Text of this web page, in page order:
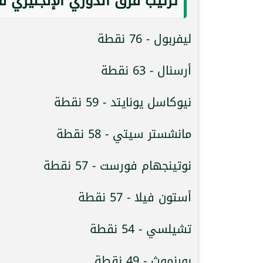
ليفربول - 76 نقطة
أرسنال - 63 نقطة
نيوكاسل يونايتد - 59 نقطة
مانشستر سيتي - 58 نقطة
نوتينجهام فورست - 57 نقطة
أستون فيلا - 57 نقطة
تشيلسي - 54 نقطة